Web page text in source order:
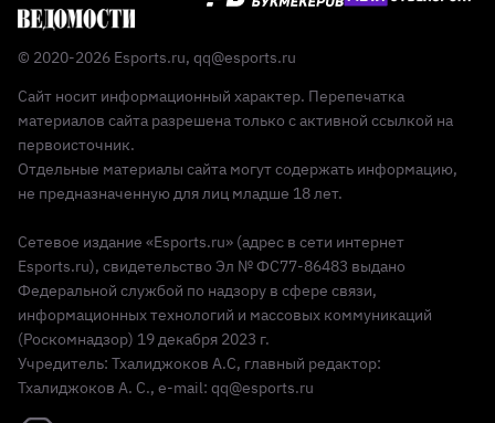
© 2020-2026 Esports.ru, qq@esports.ru
Сайт носит информационный характер. Перепечатка
материалов сайта разрешена только с активной ссылкой на
первоисточник.
Отдельные материалы сайта могут содержать информацию,
не предназначенную для лиц младше 18 лет.
Сетевое издание «Esports.ru» (адрес в сети интернет
Esports.ru), свидетельство Эл № ФС77-86483 выдано
Федеральной службой по надзору в сфере связи,
информационных технологий и массовых коммуникаций
(Роскомнадзор) 19 декабря 2023 г.
Учредитель: Тхалиджоков А.С, главный редактор:
Тхалиджоков А. С., e-mail: qq@esports.ru